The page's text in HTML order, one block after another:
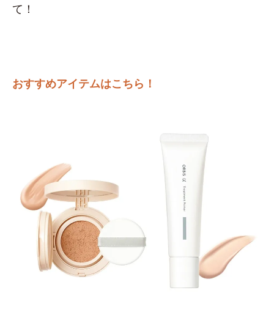
て！
おすすめアイテムはこちら！